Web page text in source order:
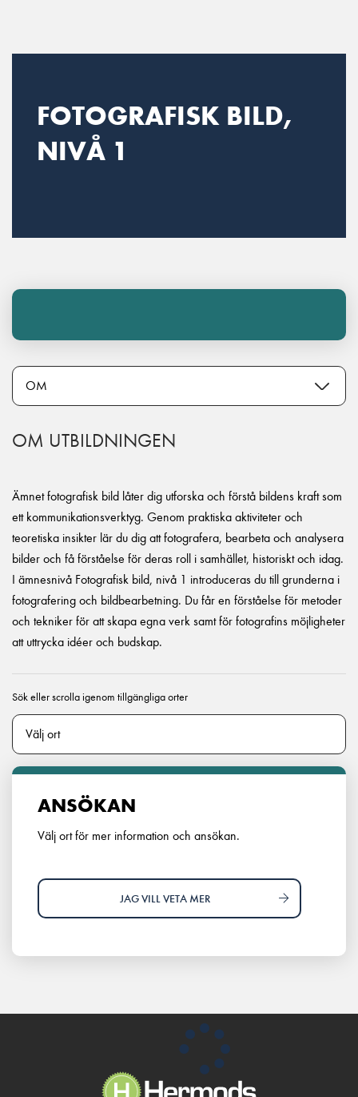
FOTOGRAFISK BILD,
NIVÅ 1
OM UTBILDNINGEN
Ämnet fotografisk bild låter dig utforska och förstå bildens kraft som
ett kommunikationsverktyg. Genom praktiska aktiviteter och
teoretiska insikter lär du dig att fotografera, bearbeta och analysera
bilder och få förståelse för deras roll i samhället, historiskt och idag.
I ämnesnivå Fotografisk bild, nivå 1 introduceras du till grunderna i
fotografering och bildbearbetning. Du får en förståelse för metoder
och tekniker för att skapa egna verk samt för fotografins möjligheter
att uttrycka idéer och budskap.
Sök eller scrolla igenom tillgängliga orter
ANSÖKAN
Välj ort för mer information och ansökan.
JAG VILL VETA MER